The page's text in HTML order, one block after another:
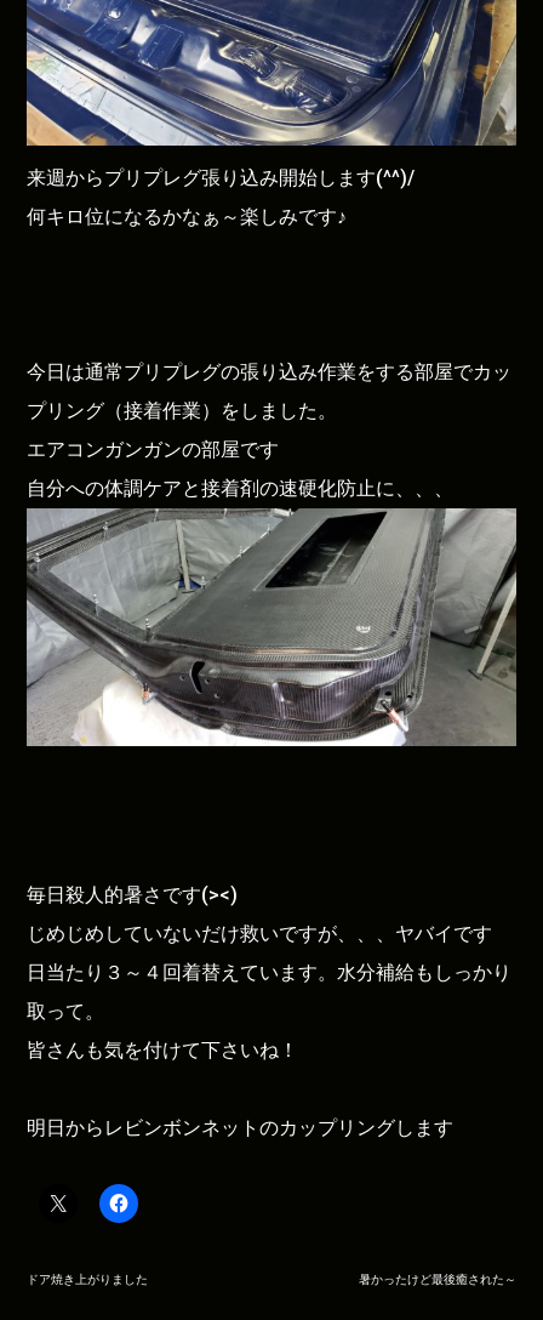
来週からプリプレグ張り込み開始します(^^)/
何キロ位になるかなぁ～楽しみです♪
今日は通常プリプレグの張り込み作業をする部屋でカッ
プリング（接着作業）をしました。
エアコンガンガンの部屋です
自分への体調ケアと接着剤の速硬化防止に、、、
毎日殺人的暑さです(><)
じめじめしていないだけ救いですが、、、ヤバイです
日当たり３～４回着替えています。水分補給もしっかり
取って。
皆さんも気を付けて下さいね！
明日からレビンボンネットのカップリングします
投
ドア焼き上がりました 暑かったけど最後癒された～